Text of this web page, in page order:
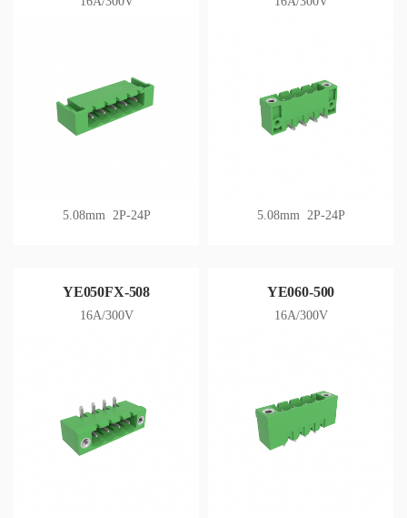
5.08mm 2P-24P 5.08mm 2P-24P
YE050FX-508
16A/300V
YE060-500
16A/300V